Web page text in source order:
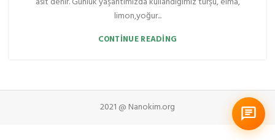
limon,yoğur...
CONTINUE READING
2021 @ Nanokim.org